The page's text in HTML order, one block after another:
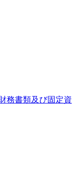
務書類及び固定資